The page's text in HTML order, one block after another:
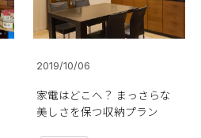
2019/10/06
家電はどこへ？ まっさらな
美しさを保つ収納プラン